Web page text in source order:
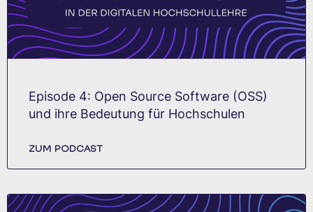
Episode 4: Open Source Software (OSS)
und ihre Bedeutung für Hochschulen
ZUM PODCAST